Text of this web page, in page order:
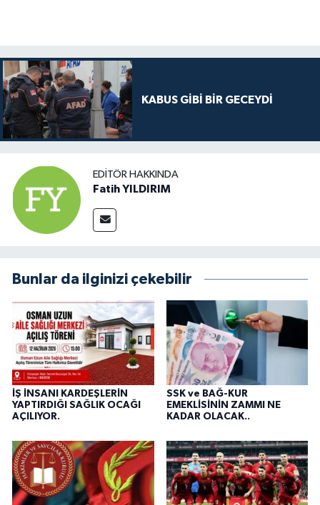
KABUS GİBİ BİR GECEYDİ
EDITÖR HAKKINDA
Fatih YILDIRIM
Bunlar da ilginizi çekebilir
İŞ İNSANI KARDEŞLERİN
YAPTIRDIĞI SAĞLIK OCAĞI
AÇILIYOR.
SSK ve BAĞ-KUR
EMEKLİSİNİN ZAMMI NE
KADAR OLACAK..